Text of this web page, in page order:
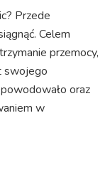
Przede
Celem
przemocy,
swojego
oraz
w